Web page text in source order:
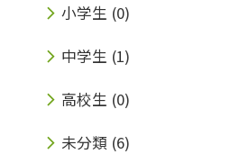
小学生 (0)
中学生 (1)
高校生 (0)
未分類 (6)